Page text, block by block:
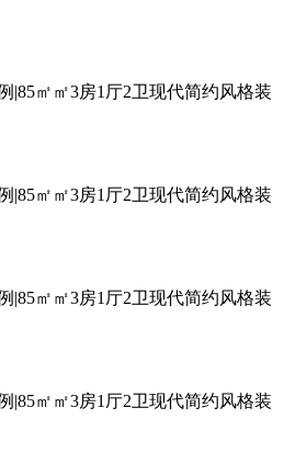
|85㎡㎡3房1厅2卫现代简约风格装
|85㎡㎡3房1厅2卫现代简约风格装
|85㎡㎡3房1厅2卫现代简约风格装
|85㎡㎡3房1厅2卫现代简约风格装